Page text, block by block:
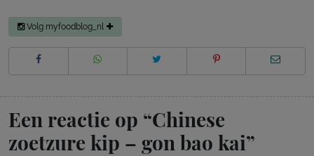
Volg myfoodblog_nl
Een reactie op “Chinese
zoetzure kip – gon bao kai”